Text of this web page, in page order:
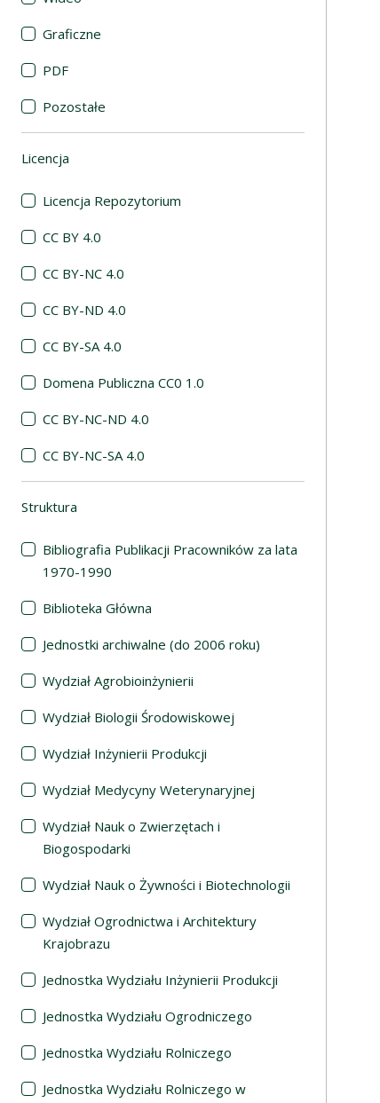
Graficzne
PDF
Pozostałe
Licencja
Licencja Repozytorium
CC BY 4.0
CC BY-NC 4.0
CC BY-ND 4.0
CC BY-SA 4.0
Domena Publiczna CC0 1.0
CC BY-NC-ND 4.0
CC BY-NC-SA 4.0
Struktura
Bibliografia Publikacji Pracowników za lata
1970-1990
Biblioteka Główna
Jednostki archiwalne (do 2006 roku)
Wydział Agrobioinżynierii
Wydział Biologii Środowiskowej
Wydział Inżynierii Produkcji
Wydział Medycyny Weterynaryjnej
Wydział Nauk o Zwierzętach i
Biogospodarki
Wydział Nauk o Żywności i Biotechnologii
Wydział Ogrodnictwa i Architektury
Krajobrazu
Jednostka Wydziału Inżynierii Produkcji
Jednostka Wydziału Ogrodniczego
Jednostka Wydziału Rolniczego
Jednostka Wydziału Rolniczego w